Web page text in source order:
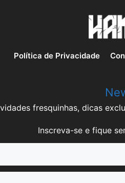
Política de Privacidade
fresquinhas, dicas
Inscreva-se e fique